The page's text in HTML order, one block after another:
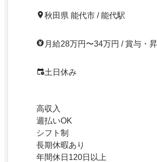
秋田県 能代市 / 能代駅
月給28万円〜34万円 / 賞与・
土日休み
高収入
週払いOK
シフト制
長期休暇あり
年間休日120日以上